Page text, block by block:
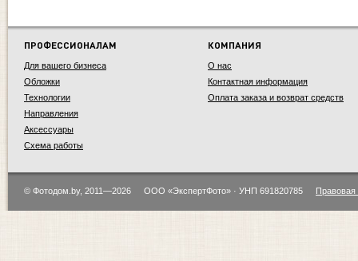
ПРОФЕССИОНАЛАМ
Для вашего бизнеса
Обложки
Технологии
Направления
Аксессуары
Схема работы
КОМПАНИЯ
О нас
Контактная информация
Оплата заказа и возврат средств
© Фотодом.by, 2011—2026 ООО «ЭкспертФото» · УНП 691820785